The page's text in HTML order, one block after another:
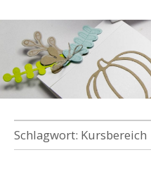
Schlagwort: Kursbereich